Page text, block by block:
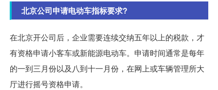
北京公司申请电动车指标要求?
在北京开公司后，企业需要连续交纳五年以上的税款，才
有资格申请小客车或新能源电动车。申请时间通常是每年
的一到三月份以及八到十一月份，在网上或车辆管理所大
厅进行摇号资格申请。